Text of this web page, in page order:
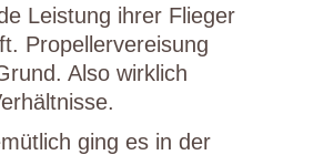
Leistung ihrer Flieger
Propellervereisung
Also wirklich
ging es in der